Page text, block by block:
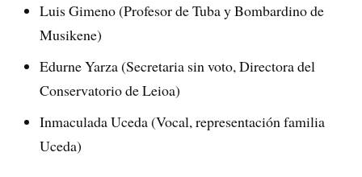
Luis Gimeno (Profesor de Tuba y Bombardino de
Musikene)
Edurne Yarza (Secretaria sin voto, Directora del
Conservatorio de Leioa)
Inmaculada Uceda (Vocal, representación familia
Uceda)